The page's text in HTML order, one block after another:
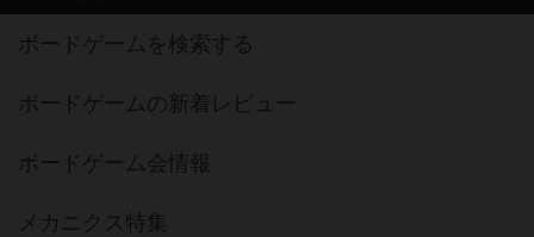
ボードゲームを検索する
ボードゲームの新着レビュー
ボードゲーム会情報
メカニクス特集